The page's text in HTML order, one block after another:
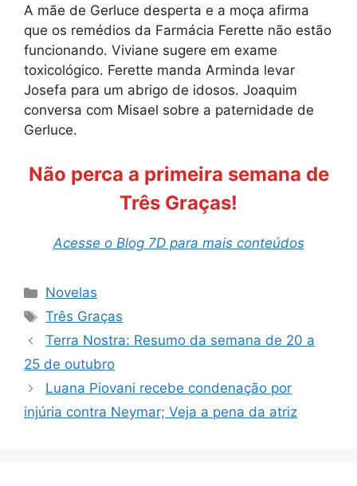
A mãe de Gerluce desperta e a moça afirma
que os remédios da Farmácia Ferette não estão
funcionando. Viviane sugere em exame
toxicológico. Ferette manda Arminda levar
Josefa para um abrigo de idosos. Joaquim
conversa com Misael sobre a paternidade de
Gerluce.
Não perca a primeira semana de
Três Graças!
Acesse o Blog 7D para mais conteúdos
Categorias
Novelas
Tags
Três Graças
Terra Nostra: Resumo da semana de 20 a
25 de outubro
Luana Piovani recebe condenação por
injúria contra Neymar; Veja a pena da atriz